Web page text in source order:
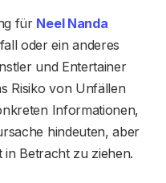
für Neel Nanda
oder ein anderes
und Entertainer
Risiko von Unfällen
Informationen,
hindeuten, aber
in Betracht zu ziehen.